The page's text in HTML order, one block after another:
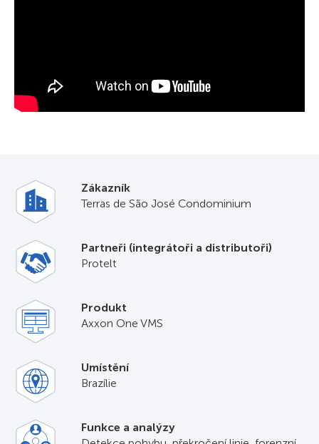
Zákazník
Terras de São José Condominium
Partneři (integrátoři a distributoři)
Protelt
Produkt
Axxon One VMS
Umístění
Brazílie
Funkce a analýzy